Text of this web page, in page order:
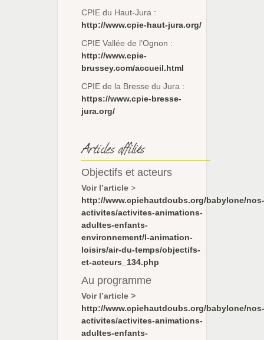
CPIE du Haut-Jura :
http://www.cpie-haut-jura.org/
CPIE Vallée de l’Ognon :
http://www.cpie-
brussey.com/accueil.html
CPIE de la Bresse du Jura :
https://www.cpie-bresse-
jura.org/
Articles affiliés
Objectifs et acteurs
Voir l’article >
http://www.cpiehautdoubs.org/babylone/nos-
activites/activites-animations-
adultes-enfants-
environnement/l-animation-
loisirs/air-du-temps/objectifs-
et-acteurs_134.php
Au programme
Voir l’article >
http://www.cpiehautdoubs.org/babylone/nos-
activites/activites-animations-
adultes-enfants-